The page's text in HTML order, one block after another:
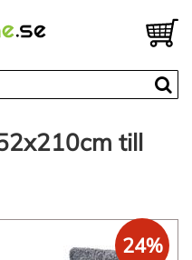
till
24%